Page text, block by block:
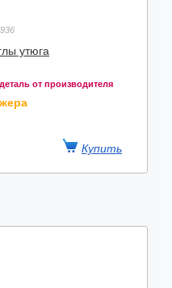
утюга
от производителя